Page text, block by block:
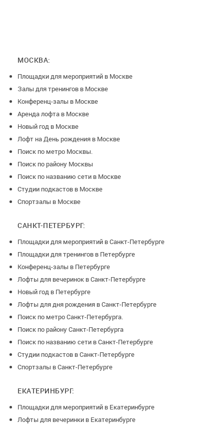
фотографий Вы точно не останетесь.
6. Веранда, где у Вас будет столик и мягкие кресла. Там Вы
сможете насладиться панорамным видом на Москву,
заказать еду и напитки, покурить вкусный кальян.
Дополнительные услуги:
• Официанты, бармены, фотографы, диджеи
• Ведущие мероприятий, ведущие игр (мафия, квизы),
аниматоры, иллюзионисты, ростовые куклы
• Украшение зала (оформление шарами, стильные
• Кальяны на премиум табаке
• Цветочные композиции
• Организация любого формата мероприятия под ключ
Наши менеджеры подберут подходящую локацию под Ваши
требования, бюджет и расскажут о выгодных пакетных
предложениях (скидка до 30% от стандартной аренды).
Оставляйте заявку и мы Вам перезвоним.
Условия возврата озвучивает администратор.
МОСКВА:
Площадки для мероприятий в Москве
Залы для тренингов в Москве
Конференц-залы в Москве
Аренда лофта в Москве
Новый год в Москве
Лофт на День рождения в Москве
Поиск по метро Москвы.
Поиск по району Москвы
Поиск по названию сети в Москве
Студии подкастов в Москве
Спортзалы в Москве
САНКТ-ПЕТЕРБУРГ:
Площадки для мероприятий в Санкт-Петербурге
Площадки для тренингов в Петербурге
Конференц-залы в Петербурге
Лофты для вечеринок в Санкт-Петербурге
Новый год в Петербурге
Лофты для дня рождения в Санкт-Петербурге
Поиск по метро Санкт-Петербурга.
Поиск по району Санкт-Петербурга
Поиск по названию сети в Санкт-Петербурге
Студии подкастов в Санкт-Петербурге
Спортзалы в Санкт-Петербурге
ЕКАТЕРИНБУРГ:
Площадки для мероприятий в Екатеринбурге
Лофты для вечеринки в Екатеринбурге